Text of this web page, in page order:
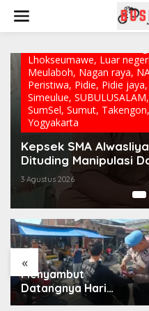
w
Aceh jaya
Aceh tamiang,
Aceh
Bekasi,
Berita,Berita Utama,
Lhokseumawe, Luar negeri
Meulaboh, Nagan raya,
Peristiwa, Pidie, Pidie jaya,
Simeulue, SUBULUSALAM,
SumSel, Sumut, Takengon,
Yogyakarta
Dugaan Manipulasi
Kualasimpang:
Dana BOS & Paket
2 Agustus 2026
«
Silaturahmi Lintas
Sektor di Kuta Alam,
TNI–Polri dan Desa